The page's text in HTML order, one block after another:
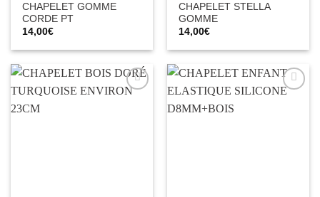
CHAPELET GOMME
CORDE PT
14,00€
CHAPELET STELLA
GOMME
14,00€